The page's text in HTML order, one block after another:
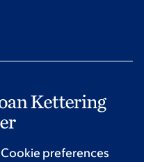
Cookie preferences